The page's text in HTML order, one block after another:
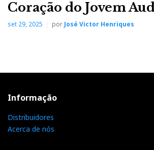
Coração do Jovem
set 29, 2025 por José Victor Henriques
Informação
Distribuidores
Acerca de nós